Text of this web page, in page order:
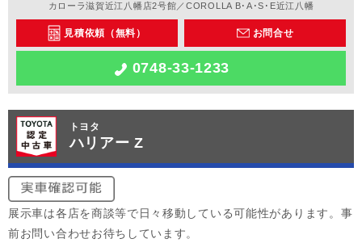
カローラ滋賀近江八幡店2号館／COROLLA B･A･S･E近江八幡
見積依頼（無料） お問合せ
0748-33-1233
トヨタ
ハリアー Z
展示車は各店を商談等で日々移動している可能性があります。事
前お問い合わせお待ちしています。